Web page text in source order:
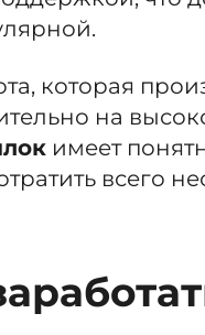
которая
на
имеет
всего